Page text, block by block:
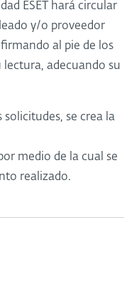
ESET hará circular
y/o proveedor
al pie de los
adecuando su
se crea la
medio de la cual se
realizado.